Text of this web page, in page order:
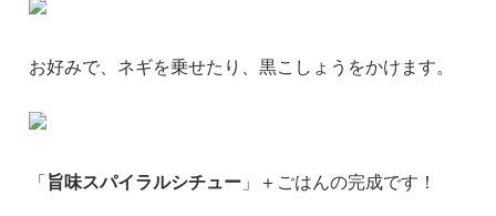
お好みで、ネギを乗せたり、黒こしょうをかけます。
「旨味スパイラルシチュー」＋ごはんの完成です！